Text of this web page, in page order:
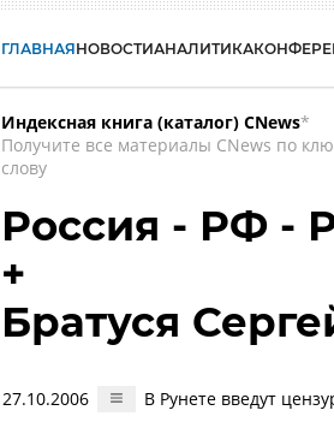
ГЛАВНАЯНОВОСТИАНАЛИТИКА
Индексная книга (каталог) CNews*
Получите все материалы CNews по
слову
Россия - РФ -
+
Братуся
27.10.2006 В Рунете введут